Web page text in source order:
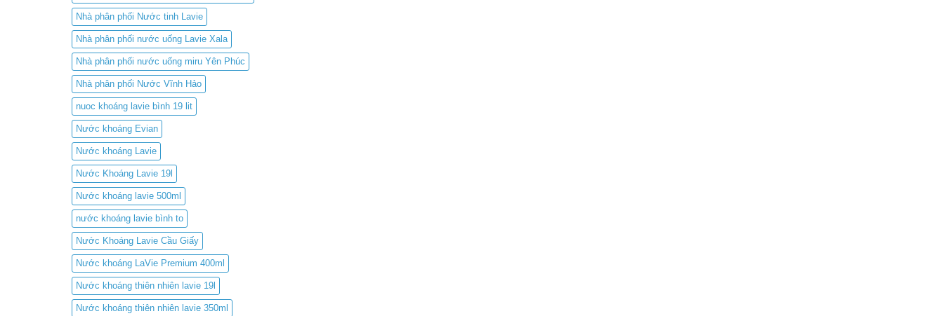
Nhà phân phối Nước tinh Lavie
Nhà phân phối nước uống Lavie Xala
Nhà phân phối nước uống miru Yên Phúc
Nhà phân phối Nước Vĩnh Hảo
nuoc khoáng lavie bình 19 lit
Nước khoáng Evian
Nước khoáng Lavie
Nước Khoáng Lavie 19l
Nước khoáng lavie 500ml
nước khoáng lavie bình to
Nước Khoáng Lavie Cầu Giấy
Nước khoáng LaVie Premium 400ml
Nước khoáng thiên nhiên lavie 19l
Nước khoáng thiên nhiên lavie 350ml